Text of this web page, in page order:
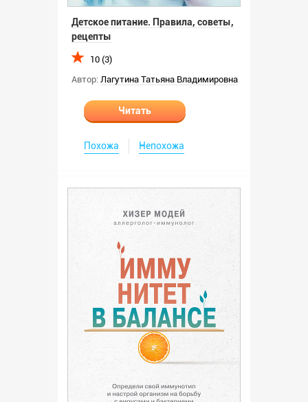
Детское питание. Правила, советы,
рецепты
10 (3)
Автор: Лагутина Татьяна Владимировна
Читать
Похожа Непохожа